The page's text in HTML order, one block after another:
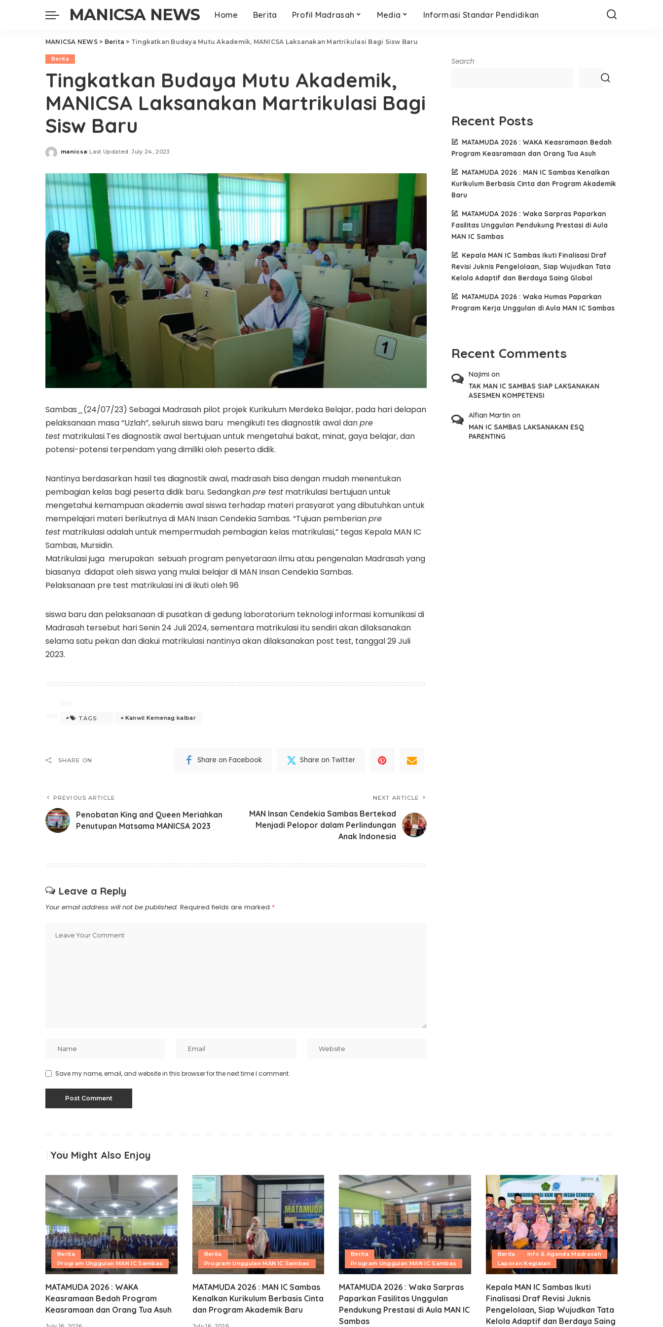
MANICSA NEWS Home Berita Profil Madrasah Media Informasi Standar Pendidikan
MANICSA NEWS> Berita > Tingkatkan Budaya Mutu Akademik, MANICSA Laksanakan Martrikulasi Bagi Sisw Baru
Berita
Tingkatkan Budaya Mutu Akademik,
MANICSA Laksanakan Martrikulasi Bagi
Sisw Baru
Posted
manicsa Last Updated: July 24, 2023
Sambas_(24/07/23) Sebagai Madrasah pilot projek Kurikulum Merdeka Belajar, pada hari delapan
pelaksanaan masa “Uzlah”, seluruh siswa baru mengikuti tes diagnostik awal danpre
test matrikulasi.Tes diagnostik awal bertujuan untuk mengetahui bakat, minat, gaya belajar, dan
potensi-potensi terpendam yang dimiliki oleh peserta didik.
Nantinya berdasarkan hasil tes diagnostik awal, madrasah bisa dengan mudah menentukan
pembagian kelas bagi peserta didik baru. Sedangkanpre test matrikulasi bertujuan untuk
mengetahui kemampuan akademis awal siswa terhadap materi prasyarat yang dibutuhkan untuk
mempelajari materi berikutnya di MAN Insan Cendekia Sambas. “Tujuan pemberianpre
test matrikulasi adalah untuk mempermudah pembagian kelas matrikulasi,” tegas Kepala MAN IC
Sambas, Mursidin.
Matrikulasi juga merupakan sebuah program penyetaraan ilmu atau pengenalan Madrasah yang
biasanya didapat oleh siswa yang mulai belajar di MAN Insan Cendekia Sambas.
Pelaksanaan pre test matrikulasi ini di ikuti oleh 96
siswa baru dan pelaksanaan di pusatkan di gedung laboratorium teknologi informasi komunikasi di
Madrasah tersebut hari Senin 24 Juli 2024, sementara matrikulasi itu sendiri akan dilaksanakan
selama satu pekan dan diakui matrikulasi nantinya akan dilaksanakan post test, tanggal 29 Juli
2023.
TAGS: Kanwil Kemenag kalbar
SHARE ON Share on Facebook Share on Twitter
PREVIOUS ARTICLE
Penobatan King and Queen Meriahkan
Penutupan Matsama MANICSA 2023
NEXT ARTICLE
MAN Insan Cendekia Sambas Bertekad
Menjadi Pelopor dalam Perlindungan
Anak Indonesia
Leave a Reply
Your email address will not be published. Required fields are marked *
Save my name, email, and website in this browser for the next time I comment.
Search
Recent Posts
MATAMUDA 2026 : WAKA Keasramaan Bedah
Program Keasramaan dan Orang Tua Asuh
MATAMUDA 2026 : MAN IC Sambas Kenalkan
Kurikulum Berbasis Cinta dan Program Akademik
Baru
MATAMUDA 2026 : Waka Sarpras Paparkan
Fasilitas Unggulan Pendukung Prestasi di Aula
MAN IC Sambas
Kepala MAN IC Sambas Ikuti Finalisasi Draf
Revisi Juknis Pengelolaan, Siap Wujudkan Tata
Kelola Adaptif dan Berdaya Saing Global
MATAMUDA 2026 : Waka Humas Paparkan
Program Kerja Unggulan di Aula MAN IC Sambas
Recent Comments
Najimi on
TAK MAN IC SAMBAS SIAP LAKSANAKAN
ASESMEN KOMPETENSI
Alfian Martin on
MAN IC SAMBAS LAKSANAKAN ESQ
PARENTING
You Might Also Enjoy
Berita
Program Unggulan MAN IC Sambas
MATAMUDA 2026 : WAKA
Keasramaan Bedah Program
Keasramaan dan Orang Tua Asuh
Berita
Program Unggulan MAN IC Sambas
MATAMUDA 2026 : MAN IC Sambas
Kenalkan Kurikulum Berbasis Cinta
dan Program Akademik Baru
Berita
Program Unggulan MAN IC Sambas
MATAMUDA 2026 : Waka Sarpras
Paparkan Fasilitas Unggulan
Pendukung Prestasi di Aula MAN IC
Sambas
Berita
Info & Agenda Madrasah
Laporan Kegiatan
Kepala MAN IC Sambas Ikuti
Finalisasi Draf Revisi Juknis
Pengelolaan, Siap Wujudkan Tata
Kelola Adaptif dan Berdaya Saing